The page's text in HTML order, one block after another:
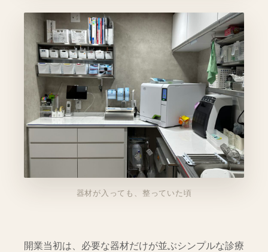
器材が入っても、整っていた頃
開業当初は、必要な器材だけが並ぶシンプルな診療